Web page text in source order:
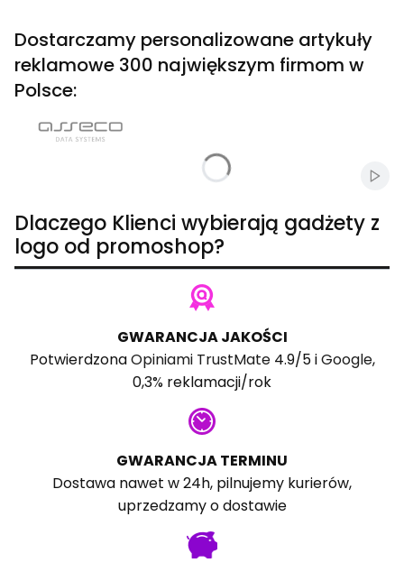
Dostarczamy personalizowane artykuły
reklamowe 300 największym firmom w
Polsce:
Dlaczego Klienci wybierają gadżety z
logo od promoshop?
GWARANCJA JAKOŚCI
PotwierdzonaOpiniami TrustMate4.9/5 iGoogle,
0,3% reklamacji/rok
GWARANCJA TERMINU
Dostawa nawet w 24h, pilnujemy kurierów,
uprzedzamy o dostawie